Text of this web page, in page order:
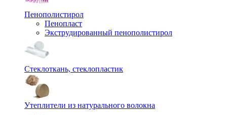
Пенополистирол
Пенопласт
Экструдированный пенополистирол
Стеклоткань, стеклопластик
Утеплители из натурального волокна